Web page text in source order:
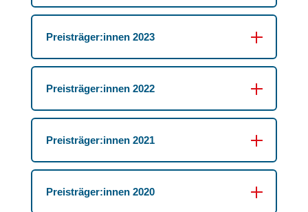
Preisträger:innen 2023
Preisträger:innen 2022
Preisträger:innen 2021
Preisträger:innen 2020